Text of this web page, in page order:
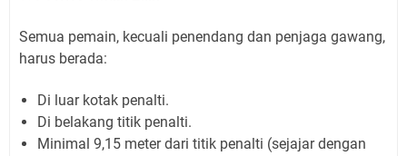
Semua pemain, kecuali penendang dan penjaga gawang,
harus berada:
Di luar kotak penalti.
Di belakang titik penalti.
Minimal 9,15 meter dari titik penalti (sejajar dengan